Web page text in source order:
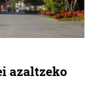
azaltzeko